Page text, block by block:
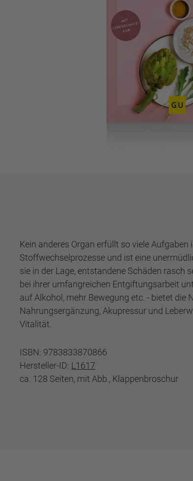
Kein anderes Organ erfüllt so viele
Stoffwechselprozesse und ist eine
sie in der Lage, entstandene Schäden rasch
bei ihrer umfangreichen Entgiftungsarbeit
auf Alkohol, mehr Bewegung etc. - bietet die
Nahrungsergänzung, Akupressur und
Vitalität.
ISBN: 9783833870866
Hersteller-ID: L1617
ca. 128 Seiten, mit Abb., Klappenbroschur